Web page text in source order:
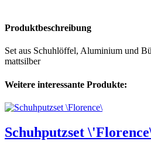
Produktbeschreibung
Set aus Schuhlöffel, Aluminium und
mattsilber
Weitere interessante Produkte:
Schuhputzset